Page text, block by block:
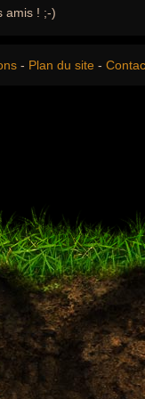
amis ! ;-)
- Plan du site -